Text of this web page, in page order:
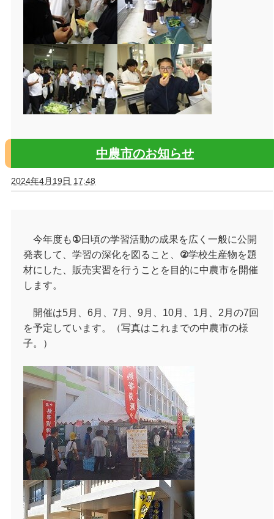
中農市のお知らせ
2024年4月19日 17:48
今年度も①日頃の学習活動の成果を広く一般に公開
発表して、学習の深化を図ること、 ②学校生産物を題
材にした、販売実習を行うことを目的に中農市を開催
します。
開催は5月、6月、7月、9月、10月、1月、2月の7回
を予定しています。（写真はこれまでの中農市の様
子。）